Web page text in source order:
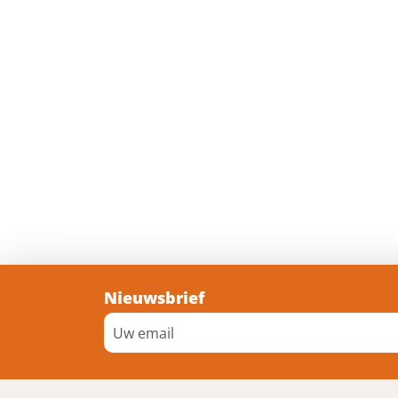
Nieuwsbrief